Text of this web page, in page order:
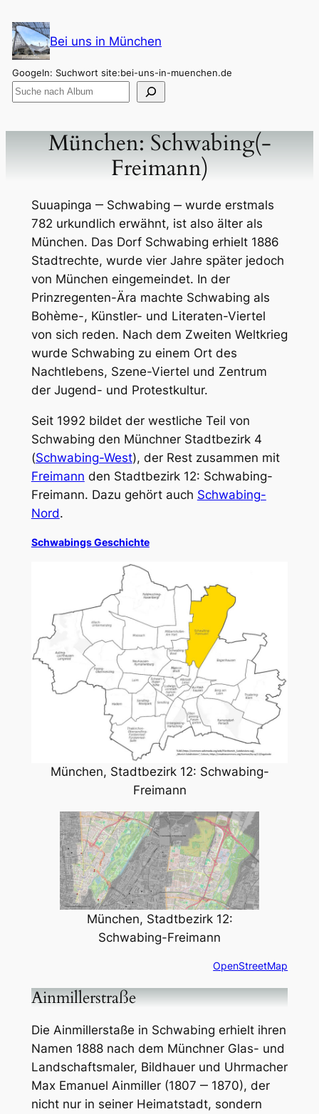
Inhalt
springen
Bei uns in München
Googeln: Suchwort site:bei-uns-in-muenchen.de
München: Schwabing(-
Freimann)
Suuapinga ‒ Schwabing ‒ wurde erstmals
782 urkundlich erwähnt, ist also älter als
München. Das Dorf Schwabing erhielt 1886
Stadtrechte, wurde vier Jahre später jedoch
von München eingemeindet. In der
Prinzregenten-Ära machte Schwabing als
Bohème-, Künstler- und Literaten-Viertel
von sich reden. Nach dem Zweiten Weltkrieg
wurde Schwabing zu einem Ort des
Nachtlebens, Szene-Viertel und Zentrum
der Jugend- und Protestkultur.
Seit 1992 bildet der westliche Teil von
Schwabing den Münchner Stadtbezirk 4
(Schwabing-West), der Rest zusammen mit
Freimann den Stadtbezirk 12: Schwabing-
Freimann. Dazu gehört auch Schwabing-
Nord.
Schwabings Geschichte
München, Stadtbezirk 12: Schwabing-
Freimann
München, Stadtbezirk 12:
Schwabing-Freimann
OpenStreetMap
Ainmillerstraße
Die Ainmillerstaße in Schwabing erhielt ihren
Namen 1888 nach dem Münchner Glas- und
Landschaftsmaler, Bildhauer und Uhrmacher
Max Emanuel Ainmiller (1807 ‒ 1870), der
nicht nur in seiner Heimatstadt, sondern